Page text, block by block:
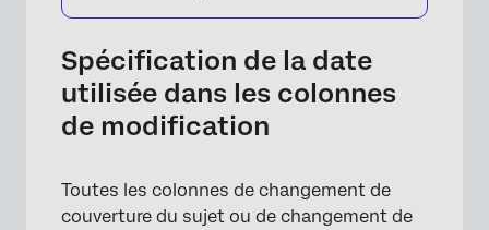
Spécification de la date
utilisée dans les colonnes
de modification
Toutes les colonnes de changement de
couverture du sujet ou de changement de